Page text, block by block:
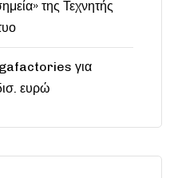
της Τεχνητής
για
ευρώ